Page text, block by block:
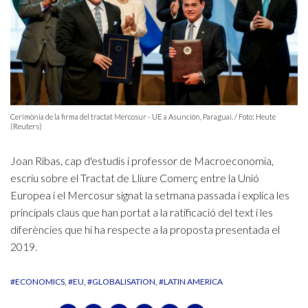
Cerimònia de la firma del tractat Mercosur - UE a Asunción, Paraguai. / Foto: Heute
(Reuters)
Joan Ribas, cap d'estudis i professor de Macroeconomia,
escriu sobre el Tractat de Lliure Comerç entre la Unió
Europea i el Mercosur signat la setmana passada i explica les
principals claus que han portat a la ratificació del text i les
diferències que hi ha respecte a la proposta presentada el
2019.
#ECONOMICS #EU #GLOBALISATION #LATIN AMERICA